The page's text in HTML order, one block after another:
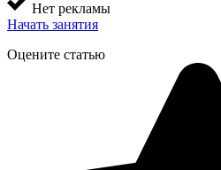
Нет рекламы
Начать занятия
Оцените статью